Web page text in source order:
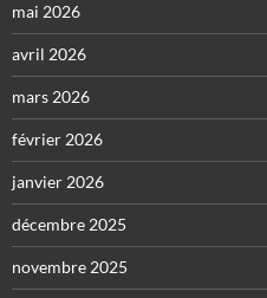
mai 2026
avril 2026
mars 2026
février 2026
janvier 2026
décembre 2025
novembre 2025